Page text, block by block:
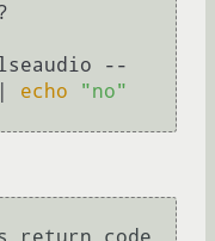
--
echo
"no"